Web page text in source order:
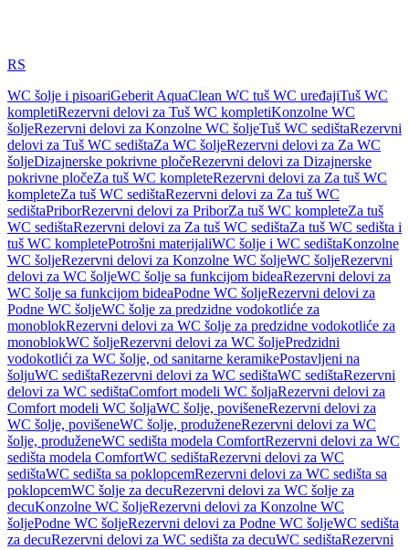
RS
WC šolje i pisoariGeberit AquaClean WC tuš WC uređajiTuš WC
kompletiRezervni delovi za Tuš WC kompletiKonzolne WC
šoljeRezervni delovi za Konzolne WC šoljeTuš WC sedištaRezervni
delovi za Tuš WC sedištaZa WC šoljeRezervni delovi za Za WC
šoljeDizajnerske pokrivne pločeRezervni delovi za Dizajnerske
pokrivne pločeZa tuš WC kompleteRezervni delovi za Za tuš WC
kompleteZa tuš WC sedištaRezervni delovi za Za tuš WC
sedištaPriborRezervni delovi za PriborZa tuš WC kompleteZa tuš
WC sedištaRezervni delovi za Za tuš WC sedištaZa tuš WC sedišta i
tuš WC kompletePotrošni materijaliWC šolje i WC sedištaKonzolne
WC šoljeRezervni delovi za Konzolne WC šoljeWC šoljeRezervni
delovi za WC šoljeWC šolje sa funkcijom bideaRezervni delovi za
WC šolje sa funkcijom bideaPodne WC šoljeRezervni delovi za
Podne WC šoljeWC šolje za predzidne vodokotliće za
monoblokRezervni delovi za WC šolje za predzidne vodokotliće za
monoblokWC šoljeRezervni delovi za WC šoljePredzidni
vodokotlići za WC šolje, od sanitarne keramikePostavljeni na
šoljuWC sedištaRezervni delovi za WC sedištaWC sedištaRezervni
delovi za WC sedištaComfort modeli WC šoljaRezervni delovi za
Comfort modeli WC šoljaWC šolje, povišeneRezervni delovi za
WC šolje, povišeneWC šolje, produženeRezervni delovi za WC
šolje, produženeWC sedišta modela ComfortRezervni delovi za WC
sedišta modela ComfortWC sedištaRezervni delovi za WC
sedištaWC sedišta sa poklopcemRezervni delovi za WC sedišta sa
poklopcemWC šolje za decuRezervni delovi za WC šolje za
decuKonzolne WC šoljeRezervni delovi za Konzolne WC
šoljePodne WC šoljeRezervni delovi za Podne WC šoljeWC sedišta
za decuRezervni delovi za WC sedišta za decuWC sedištaRezervni